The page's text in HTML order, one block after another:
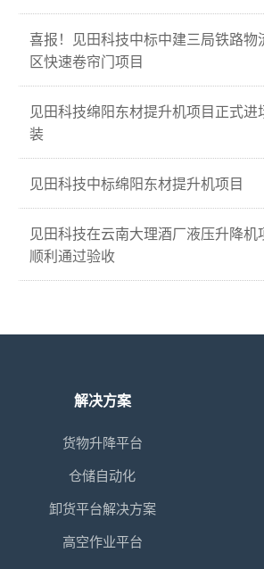
喜报！见田科技中标中建三局铁路物
区快速卷帘门项目
见田科技绵阳东材提升机项目正式进
装
见田科技中标绵阳东材提升机项目
见田科技在云南大理酒厂液压升降机
顺利通过验收
解决方案
货物升降平台
仓储自动化
卸货平台解决方案
高空作业平台